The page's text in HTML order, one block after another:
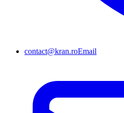
contact@kran.roEmail